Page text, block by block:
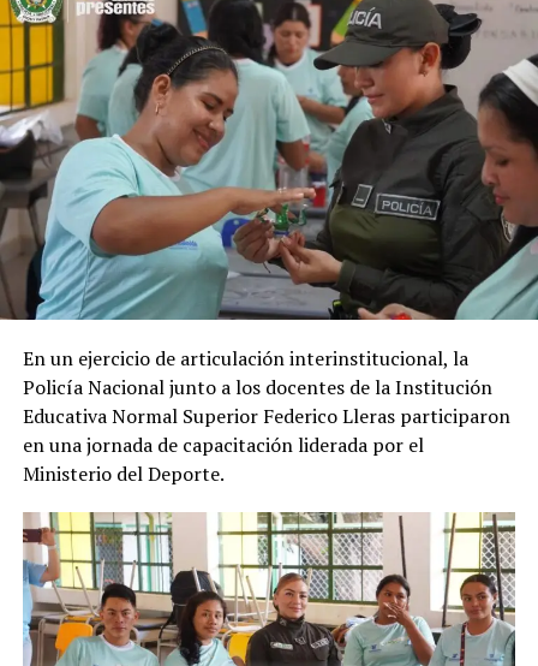
En el marco de una operación conjunta con el Ejército
Nacional, la Armada de Colombia y la Policía Nacional,
fue destruido este complejo clandestino que era
utilizado para el procesamiento de pasta base de coca.
Con esta acción interinstitucional, las Fuerzas Militares
y de Policía ratifican su compromiso en la lucha frontal
contra el narcotráfico, debilitando las economías
ilícitas y aportando a la seguridad y tranquilidad de las
comunidades de la región.
En un ejercicio de articulación interinstitucional, la
Policía Nacional junto a los docentes de la Institución
Educativa Normal Superior Federico Lleras participaron
en una jornada de capacitación liderada por el
Ministerio del Deporte.